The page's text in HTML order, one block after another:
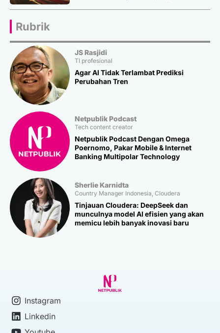
Rubrik
JS Rasjidi
TI profesional
Agar AI Tidak Terlambat Prediksi
Perubahan Tren
Netpublik Podcast
Tech content creator
Netpublik Podcast Dengan Omega
Poernomo, Pakar Mobile & Internet
Banking Multipolar Technology
Sherlie Karnidta
Country Manager Indonesia, Cloudera
Tinjauan Cloudera: DeepSeek dan
munculnya model AI efisien yang akan
memicu lebih banyak inovasi baru
Instagram
Linkedin